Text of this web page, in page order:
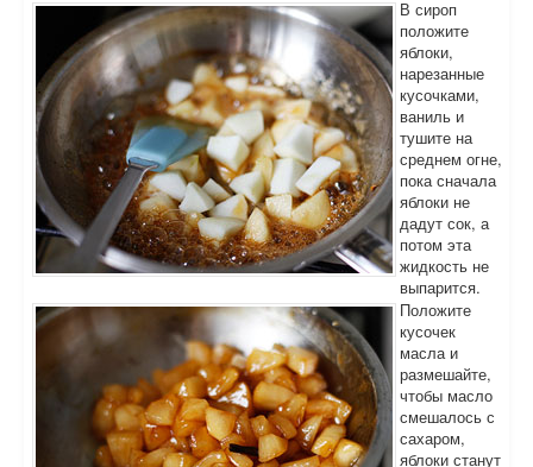
В сироп
положите
яблоки,
нарезанные
кусочками,
ваниль и
тушите на
среднем огне,
пока сначала
яблоки не
дадут сок, а
потом эта
жидкость не
выпарится.
Положите
кусочек
масла и
размешайте,
чтобы масло
смешалось с
сахаром,
яблоки станут